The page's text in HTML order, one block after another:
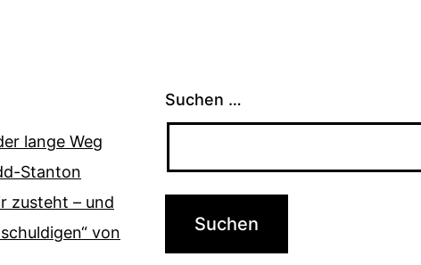
lange Weg
Stanton
zusteht – und
von
Suchen …